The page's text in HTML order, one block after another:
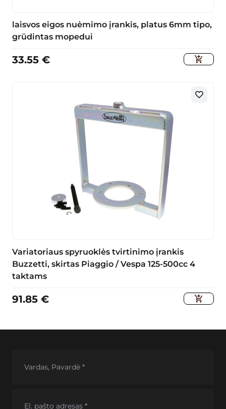
laisvos eigos nuėmimo įrankis, platus 6mm tipo,
grūdintas mopedui
33.55 €
Variatoriaus spyruoklės tvirtinimo įrankis
Buzzetti, skirtas Piaggio / Vespa 125-500cc 4
taktams
91.85 €